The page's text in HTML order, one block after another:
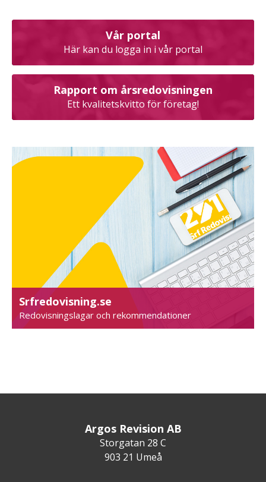
Vår portal
Här kan du logga in i vår portal
Rapport om årsredovisningen
Ett kvalitetskvitto för företag!
Srfredovisning.se
Redovisningslagar och rekommendationer
Argos Revision AB
Storgatan 28 C
903 21 Umeå